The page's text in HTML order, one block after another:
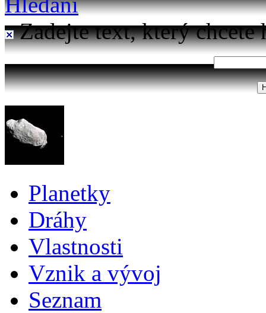
Zadejte text, který chcete
Planetky
Dráhy
Vlastnosti
Vznik a vývoj
Seznam